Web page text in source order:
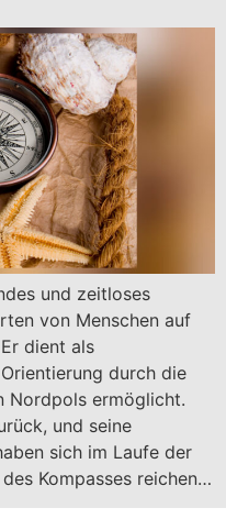
und zeitloses
von Menschen auf
dient als
durch die
Nordpols ermöglicht.
und seine
sich im Laufe der
Kompasses reichen…